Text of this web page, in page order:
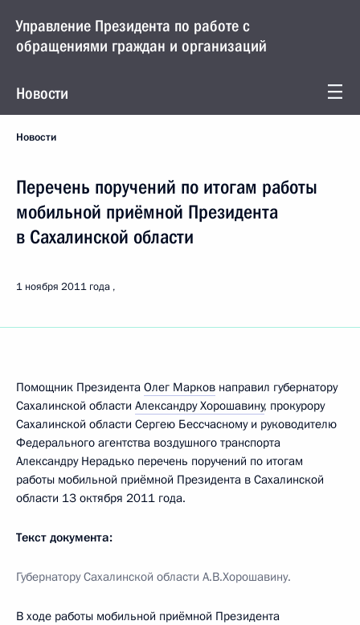
Управление Президента по работе с
обращениями граждан и организаций
Новости
Новости
Перечень поручений по итогам работы
мобильной приёмной Президента
в Сахалинской области
1 ноября 2011 года
Помощник Президента Олег Марков направил губернатору
Сахалинской области Александру Хорошавину, прокурору
Сахалинской области Сергею Бессчасному и руководителю
Федерального агентства воздушного транспорта
Александру Нерадько перечень поручений по итогам
работы мобильной приёмной Президента в Сахалинской
области 13 октября 2011 года.
Текст документа:
Губернатору Сахалинской области А.В.Хорошавину.
В ходе работы мобильной приёмной Президента